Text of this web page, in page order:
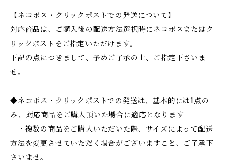
【ネコポス・クリックポストでの発送について】
対応商品は、ご購入後の配送方法選択時にネコポスまたはク
リックポストをご指定いただけます。
下記の点につきまして、予めご了承の上、ご指定下さいま
せ。
◆ネコポス・クリックポストでの発送は、基本的には1点の
み、対応商品をご購入頂いた場合に適応となります
・複数の商品をご購入いただいた際、サイズによって配送
方法を変更させていただく場合がございますこと、ご了承下
さいませ。